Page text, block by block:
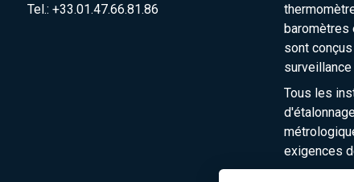
Tel.: +33.01.47.66.81.86
baromètres
sont
Tous les
exigences